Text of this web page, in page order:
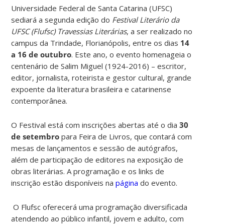
Universidade Federal de Santa Catarina (UFSC)
sediará a segunda edição do Festival Literário da
UFSC (Flufsc) Travessias Literárias, a ser realizado no
campus da Trindade, Florianópolis, entre os dias 14
a 16 de outubro. Este ano, o evento homenageia o
centenário de Salim Miguel (1924-2016) – escritor,
editor, jornalista, roteirista e gestor cultural, grande
expoente da literatura brasileira e catarinense
contemporânea.
O Festival está com inscrições abertas até o dia30
de setembropara Feira de Livros, que contará com
mesas de lançamentos e sessão de autógrafos,
além de participação de editores na exposição de
obras literárias.A programação e os links de
inscrição estão disponíveis napágina do evento.
O Flufsc oferecerá uma programação diversificada
atendendo ao público infantil, jovem e adulto, com